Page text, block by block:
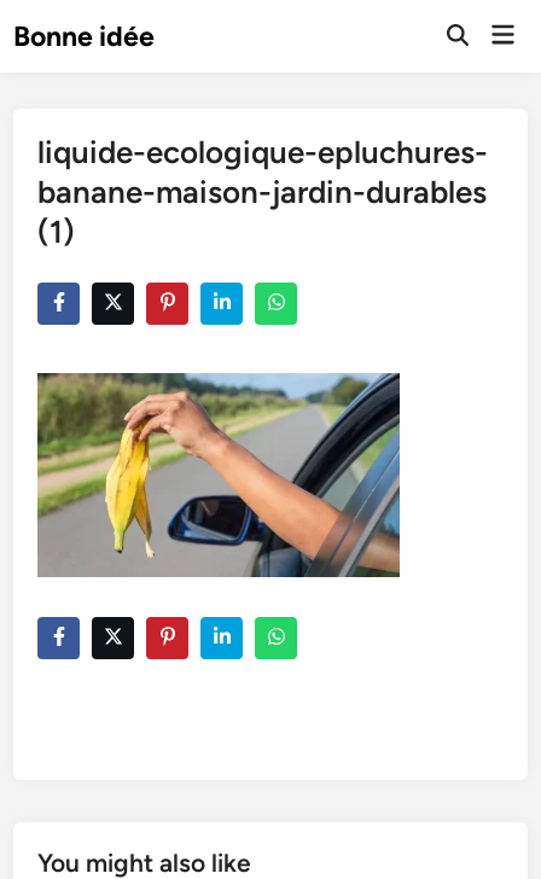
toBonne idée
Open
liquide-ecologique-epluchures-
banane-maison-jardin-durables
(1)
You might also like